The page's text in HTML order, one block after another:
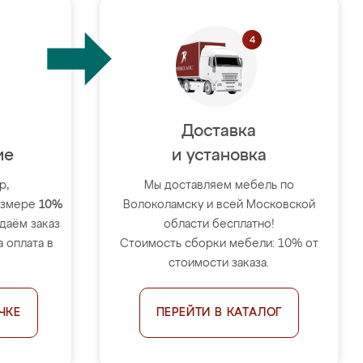
10%
заказ
оплата в
Доставка
и установка
Мы доставляем мебель по
Волоколамску и всей Московской
области бесплатно!
Стоимость сборки мебели: 10% от
стоимости заказа.
ПЕРЕЙТИ В КАТАЛОГ